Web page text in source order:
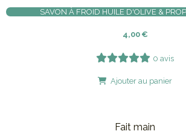
SAVON À FROID HUILE D'OLIVE &
4,00€
0 avis
Ajouter au panier
Fait main